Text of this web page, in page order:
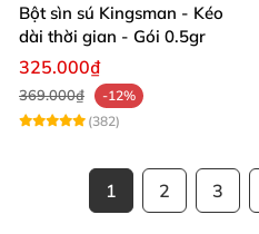
Bột sìn sú Kingsman - Kéo
dài thời gian - Gói 0.5gr
325.000₫
369.000₫
-12%
(382)
1 2 3